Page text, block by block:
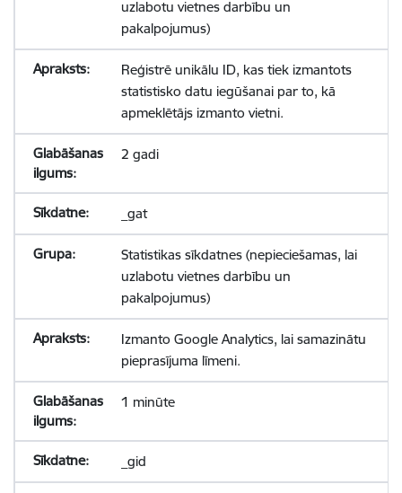
uzlabotu vietnes darbību un
pakalpojumus)
Reģistrē unikālu ID, kas tiek izmantots
statistisko datu iegūšanai par to, kā
apmeklētājs izmanto vietni.
2 gadi
_gat
Statistikas sīkdatnes (nepieciešamas, lai
uzlabotu vietnes darbību un
pakalpojumus)
Izmanto Google Analytics, lai samazinātu
pieprasījuma līmeni.
1 minūte
_gid